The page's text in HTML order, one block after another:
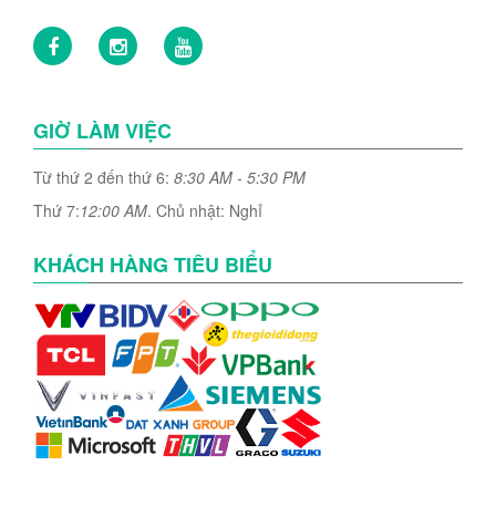
GIỜ LÀM VIỆC
Từ thứ 2 đến thứ 6: 8:30 AM - 5:30 PM
Thứ 7:12:00 AM. Chủ nhật: Nghỉ
KHÁCH HÀNG TIÊU BIỂU